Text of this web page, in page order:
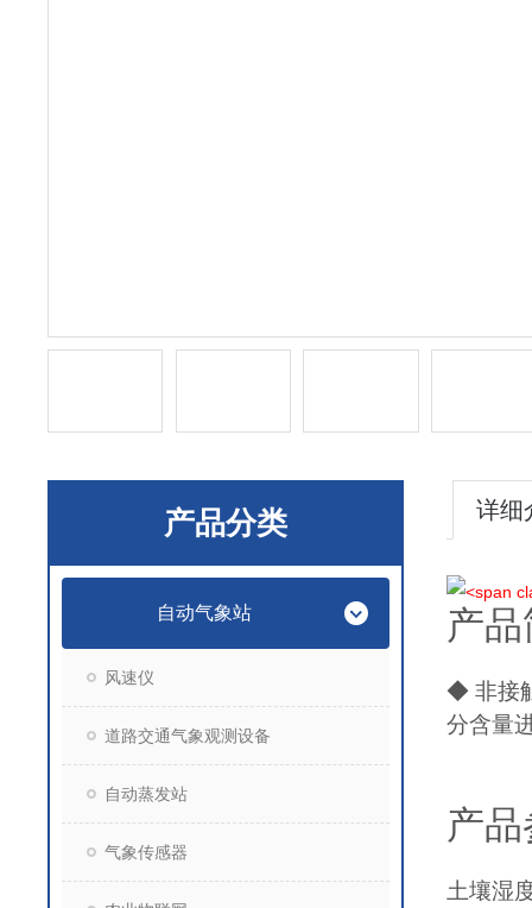
产品分类
自动气象站
风速仪
道路交通气象观测设备
自动蒸发站
气象传感器
详细
产
◆ 非接
分含量
产
土壤湿